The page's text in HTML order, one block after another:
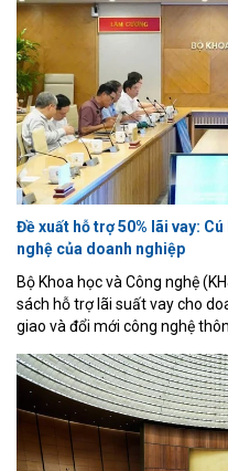
Đề xuất hỗ trợ 50% lãi vay:
nghệ của doanh nghiệp
Bộ Khoa học và Công nghệ
sách hỗ trợ lãi suất vay cho
giao và đổi mới công nghệ
Nhà nước hỗ trợ 50% lãi suất
hỗ trợ tối đa không vượt quá
đa 5 năm.